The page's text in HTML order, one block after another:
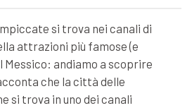
si trova nei canali di
attrazioni più famose (e
Messico: andiamo a scoprire
che la città delle
si trova in uno dei canali